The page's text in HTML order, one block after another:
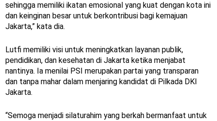
sehingga memiliki ikatan emosional yang kuat dengan kota ini
dan keinginan besar untuk berkontribusi bagi kemajuan
Jakarta,” kata dia.
Lutfi memiliki visi untuk meningkatkan layanan publik,
pendidikan, dan kesehatan di Jakarta ketika menjabat
nantinya. Ia menilai PSI merupakan partai yang transparan
dan tanpa mahar dalam menjaring kandidat di Pilkada DKI
Jakarta.
“Semoga menjadi silaturahim yang berkah bermanfaat untuk